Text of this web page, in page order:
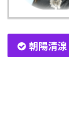
朝陽清